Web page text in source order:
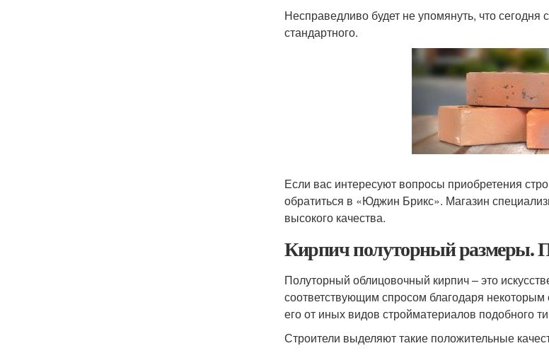
Несправедливо будет не упомянуть, что
стандартного.
Если вас интересуют вопросы приобретения
обратиться в «Юджин Брикс». Магазин
высокого качества.
Кирпич полуторный размеры.
Полуторный облицовочный кирпич – это
соответствующим спросом благодаря
его от иных видов стройматериалов подобного
Строители выделяют такие положительные